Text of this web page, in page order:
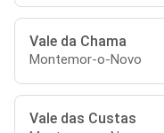
Vale da Chama
Montemor-o-Novo
Vale das Custas